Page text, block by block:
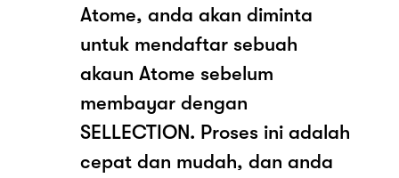
Atome, anda akan diminta
untuk mendaftar sebuah
akaun Atome sebelum
membayar dengan
SELLECTION. Proses ini adalah
cepat dan mudah, dan anda